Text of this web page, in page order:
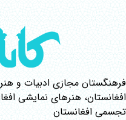
فرهنگستان مجازی ادبیات و
افغانستان، هنرهای نمایشی
تجسمی افغانستان